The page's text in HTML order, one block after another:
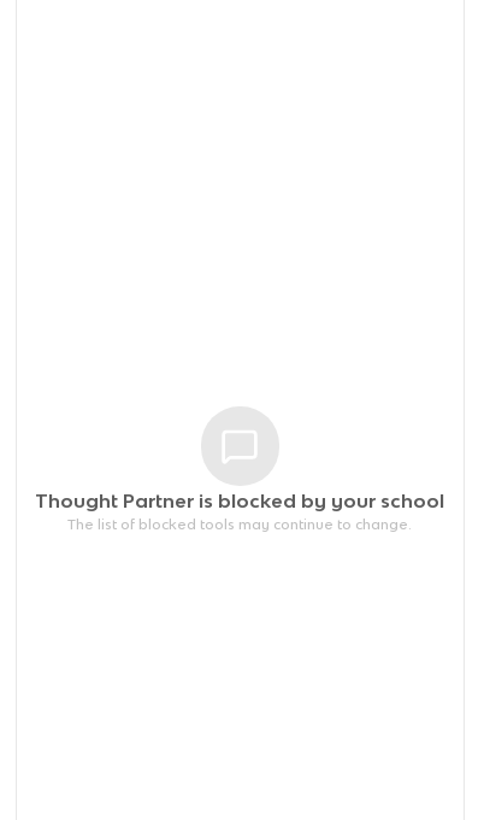
Thought Partner is blocked by your school
The list of blocked tools may continue to change.